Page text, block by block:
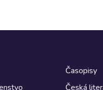
Časopisy
Česká